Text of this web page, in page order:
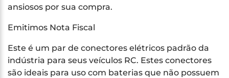
ansiosos por sua compra.
Emitimos Nota Fiscal
Este é um par de conectores elétricos padrão da
indústria para seus veículos RC. Estes conectores
são ideais para uso com baterias que não possuem